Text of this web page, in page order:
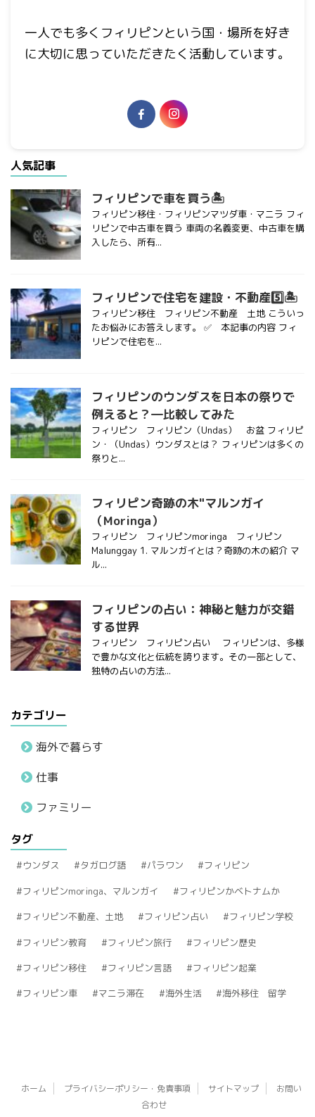
一人でも多くフィリピンという国・場所を好き
に大切に思っていただきたく活動しています。
人気記事
フィリピンで車を買う🏝
フィリピン移住・フィリピンマツダ車・マニラ フィ
リピンで中古車を買う 車両の名義変更、中古車を購
入したら、所有...
フィリピンで住宅を建設・不動産5️⃣🏝
フィリピン移住 フィリピン不動産 土地 こういっ
たお悩みにお答えします。 ✅ 本記事の内容 フィ
リピンで住宅を...
フィリピンのウンダスを日本の祭りで
例えると？―比較してみた
フィリピン フィリピン（Undas） お盆 フィリピ
ン・（Undas）ウンダスとは？ フィリピンは多くの
祭りと...
フィリピン奇跡の木"マルンガイ
（Moringa）
フィリピン フィリピンmoringa フィリピン
Malunggay 1. マルンガイとは？奇跡の木の紹介 マ
ル...
フィリピンの占い：神秘と魅力が交錯
する世界
フィリピン フィリピン占い フィリピンは、多様
で豊かな文化と伝統を誇ります。その一部として、
独特の占いの方法...
カテゴリー
海外で暮らす
仕事
ファミリー
タグ
ウンダス タガログ語 パラワン フィリピン
フィリピンmoringa、マルンガイ フィリピンかベトナムか
フィリピン不動産、土地 フィリピン占い フィリピン学校
フィリピン教育 フィリピン旅行 フィリピン歴史
フィリピン移住 フィリピン言語 フィリピン起業
フィリピン車 マニラ滞在 海外生活 海外移住 留学
ホーム プライバシーポリシー・免責事項 サイトマップ
お問い
合わせ